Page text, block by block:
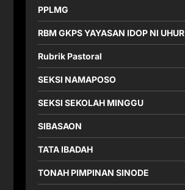
PPLMG
RBM GKPS YAYASAN IDOP NI UHUR
Rubrik Pastoral
SEKSI NAMAPOSO
SEKSI SEKOLAH MINGGU
SIBASAON
TATA IBADAH
TONAH PIMPINAN SINODE